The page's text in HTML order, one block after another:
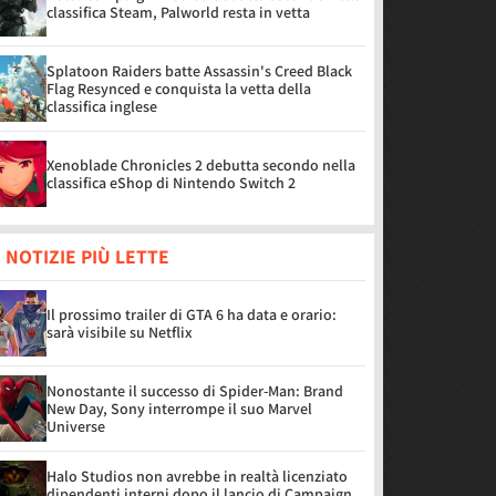
classifica Steam, Palworld resta in vetta
Splatoon Raiders batte Assassin's Creed Black
Flag Resynced e conquista la vetta della
classifica inglese
Xenoblade Chronicles 2 debutta secondo nella
classifica eShop di Nintendo Switch 2
NOTIZIE PIÙ LETTE
Il prossimo trailer di GTA 6 ha data e orario:
sarà visibile su Netflix
Nonostante il successo di Spider-Man: Brand
New Day, Sony interrompe il suo Marvel
Universe
Halo Studios non avrebbe in realtà licenziato